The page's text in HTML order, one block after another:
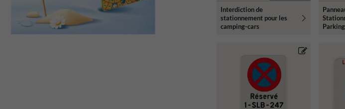
Interdiction de
stationnement pour les
camping-cars